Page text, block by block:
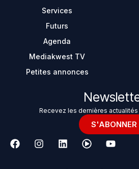
Services
Futurs
Agenda
Mediakwest TV
Petites annonces
Recevez les dernières
S'ABONNER